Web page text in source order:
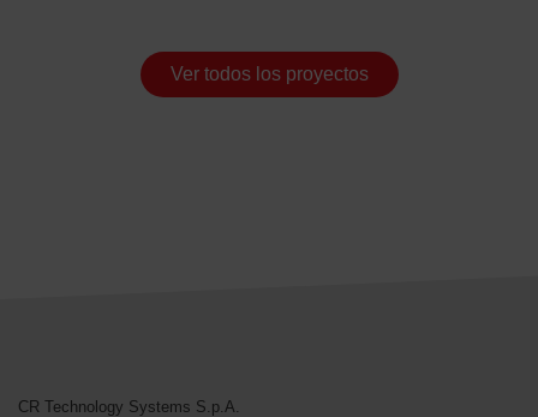
Ver todos los proyectos
CR Technology Systems S.p.A.